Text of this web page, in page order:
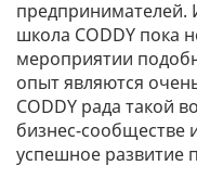
предпринимателей.
школа CODDY пока
мероприятии
опыт являются
CODDY рада такой
бизнес-сообществе
успешное развитие